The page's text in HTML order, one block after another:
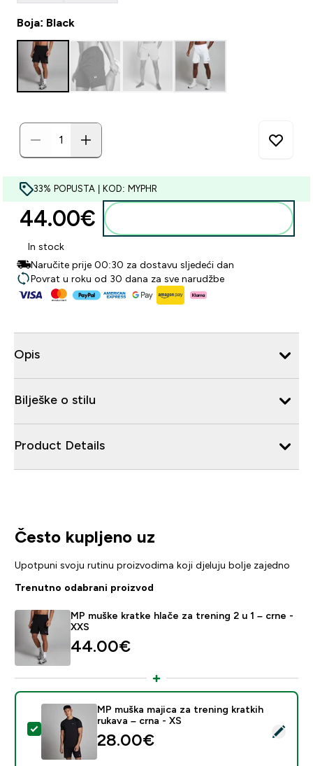
Boja: Black
33% POPUSTA | KOD: MYPHR
44.00€‎
In stock
Naručite prije 00:30 za dostavu sljedeći dan
Povrat u roku od 30 dana za sve narudžbe
Opis
Bilješke o stilu
Product Details
Često kupljeno uz
Upotpuni svoju rutinu proizvodima koji djeluju bolje zajedno
Trenutno odabrani proizvod
MP muške kratke hlače za trening 2 u 1 – crne -
XXS
44.00€‎
Odaberi ovaj proizvod - MP muška majica za trening
MP muška majica za trening kratkih
rukava – crna - XS
28.00€‎